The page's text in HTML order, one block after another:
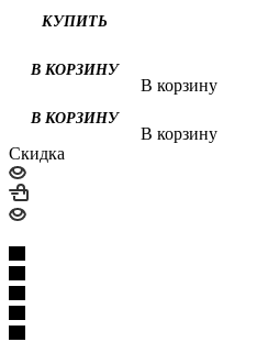
В корзину
В корзину
Скидка